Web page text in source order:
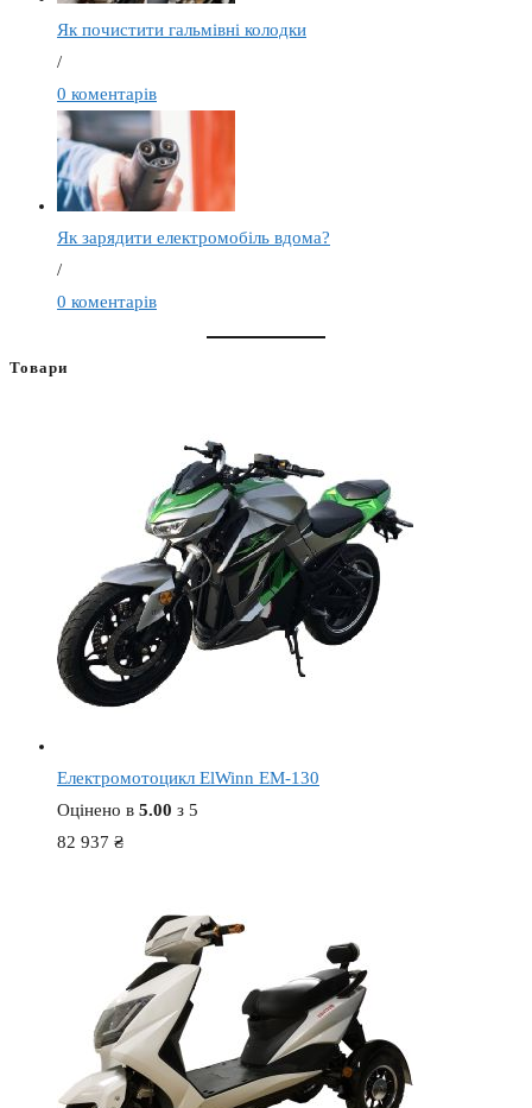
Як почистити гальмівні колодки
/
0 коментарів
Як зарядити електромобіль вдома?
/
0 коментарів
Товари
Електромотоцикл ElWinn EM-130
Оцінено в 5.00 з 5
82 937 ₴